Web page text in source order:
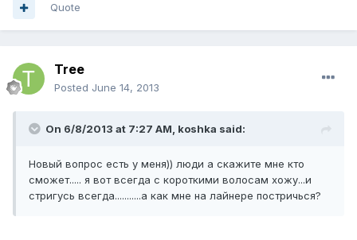
Quote
Tree
Posted June 14, 2013
On 6/8/2013 at 7:27 AM, koshka said:
Новый вопрос есть у меня)) люди а скажите мне кто
сможет..... я вот всегда с короткими волосам хожу...и
стригусь всегда...........а как мне на лайнере постричься?